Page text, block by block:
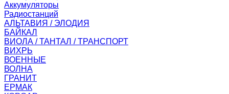
Аккумуляторы
Радиостанций
АЛЬТАВИЯ / ЭЛОДИЯ
БАЙКАЛ
ВИОЛА / ТАНТАЛ / ТРАНСПОРТ
ВИХРЬ
ВОЕННЫЕ
ВОЛНА
ГРАНИТ
ЕРМАК